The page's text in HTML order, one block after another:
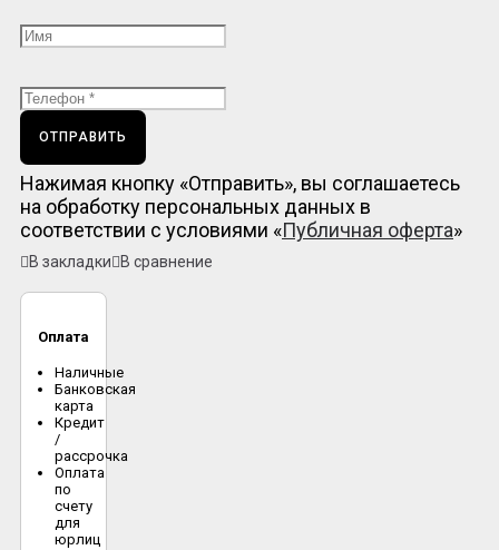
ОТПРАВИТЬ
Нажимая кнопку «Отправить», вы соглашаетесь
на обработку персональных данных в
соответствии с условиями «Публичная оферта»
В закладки В сравнение
Оплата
Наличные
Банковская
карта
Кредит
/
рассрочка
Оплата
по
счету
для
юрлиц